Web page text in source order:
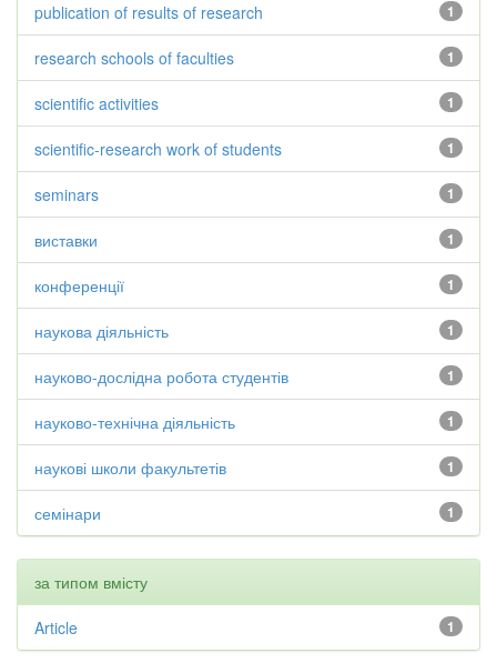
1
publication of results of research
1
research schools of faculties
1
scientific activities
1
scientific-research work of students
1
seminars
1
виставки
1
конференції
1
наукова діяльність
1
науково-дослідна робота студентів
1
науково-технічна діяльність
1
наукові школи факультетів
1
семінари
за типом вмісту
1
Article